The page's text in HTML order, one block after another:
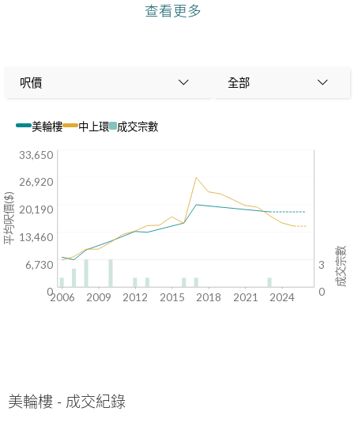
查看更多
呎價 全部
美輪樓 中上環 成交宗數
3
0
2006 2009 2012 2015 2018 2021 2024
成交宗數
33,650
26,920
20,190
13,460
6,730
0
平均呎價($)
美輪樓 - 成交紀錄